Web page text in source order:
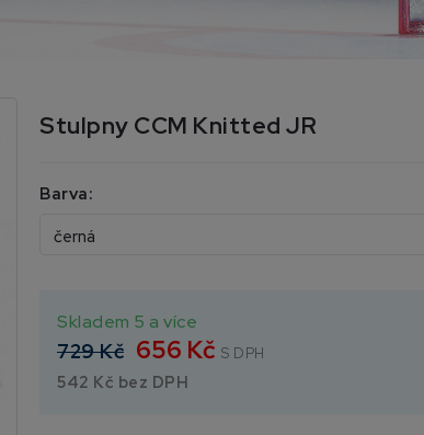
Stulpny CCM Knitted JR
Barva:
Skladem 5 a více
729 Kč 656 Kč S DPH
542 Kč bez DPH